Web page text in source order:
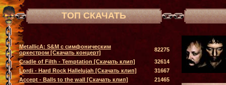
ТОП СКАЧАТЬ
MetallicA: S&M с симфоническим
оркестром [Скачать концерт]
82275
Cradle of Filth - Temptation [Скачать клип]
32614
Lordi - Hard Rock Hallelujah [Скачать клип]
31667
Accept - Balls to the wall [Скачать клип]
21465